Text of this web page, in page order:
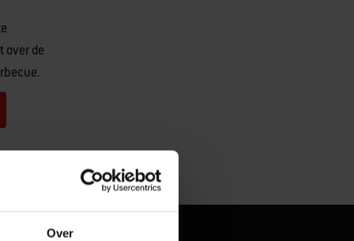
Over
over de